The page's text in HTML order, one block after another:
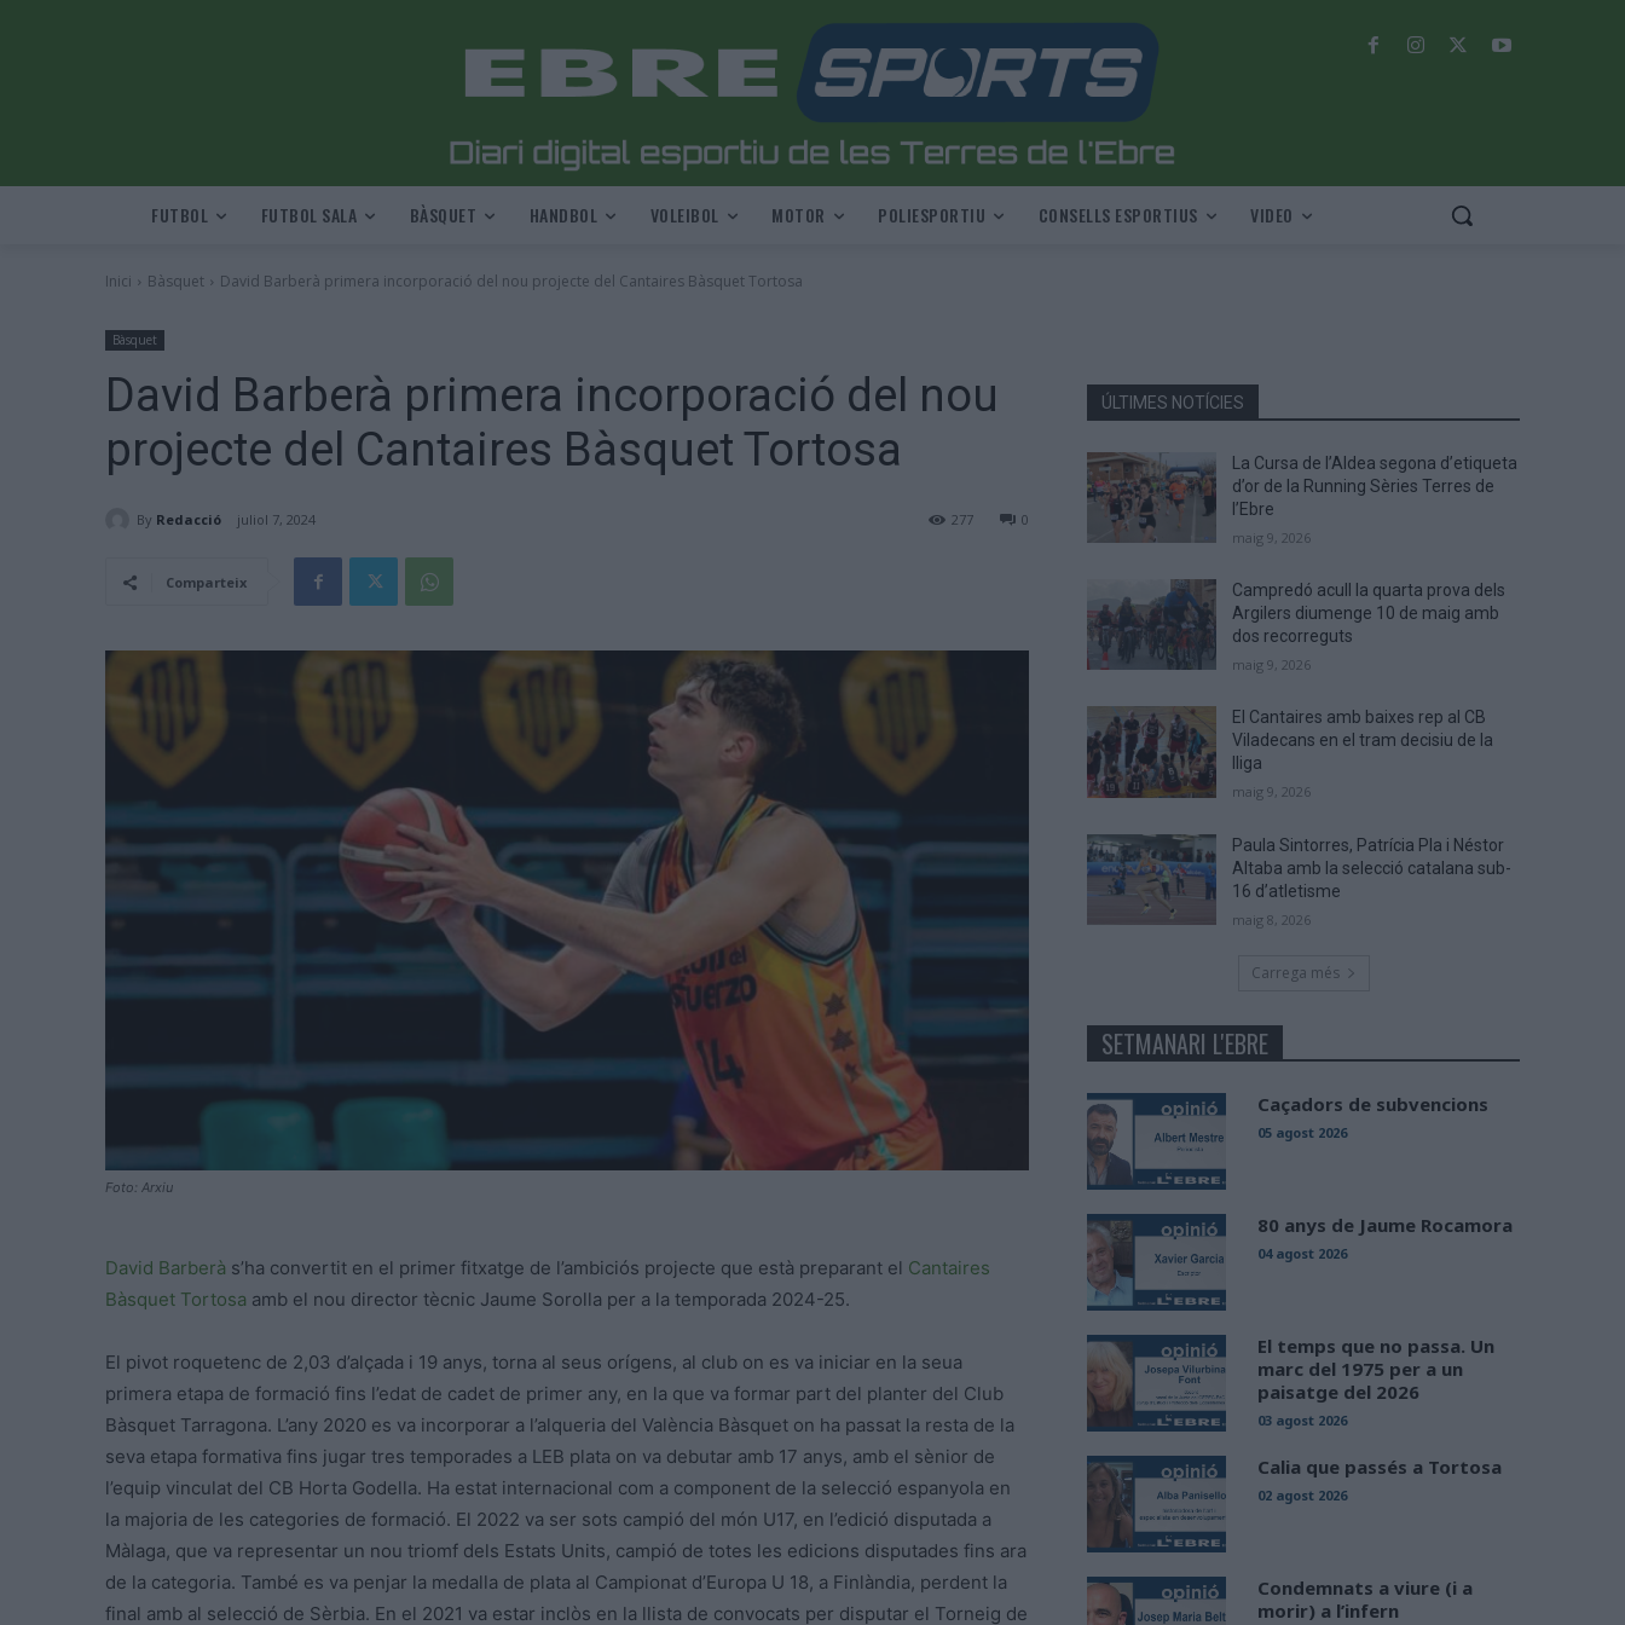
FUTBOL FUTBOL SALA BÀSQUET HANDBOL VOLEIBOL MOTOR POLIESPORTIU CONSELLS ESPORTIUS VIDEO
Inici Bàsquet David Barberà primera incorporació del nou projecte del Cantaires Bàsquet Tortosa
Bàsquet
David Barberà primera incorporació del nou
projecte del Cantaires Bàsquet Tortosa
By Redacció juliol 7, 2024 0
277
Comparteix
Foto: Arxiu
David Barberà s’ha convertit en el primer fitxatge de l’ambiciós projecte que està preparant el Cantaires
Bàsquet Tortosa amb el nou director tècnic Jaume Sorolla per a la temporada 2024-25.
El pivot roquetenc de 2,03 d’alçada i 19 anys, torna al seus orígens, al club on es va iniciar en la seua
primera etapa de formació fins l’edat de cadet de primer any, en la que va formar part del planter del Club
Bàsquet Tarragona. L’any 2020 es va incorporar a l’alqueria del València Bàsquet on ha passat la resta de la
seva etapa formativa fins jugar tres temporades a LEB plata on va debutar amb 17 anys, amb el sènior de
l’equip vinculat del CB Horta Godella. Ha estat internacional com a component de la selecció espanyola en
la majoria de les categories de formació. El 2022 va ser sots campió del món U17, en l’edició disputada a
Màlaga, que va representar un nou triomf dels Estats Units, campió de totes les edicions disputades fins ara
de la categoria. També es va penjar la medalla de plata al Campionat d’Europa U 18, a Finlàndia, perdent la
final amb al selecció de Sèrbia. En el 2021 va estar inclòs en la llista de convocats per disputar el Torneig de
ÚLTIMES NOTÍCIES
La Cursa de l’Aldea segona d’etiqueta
d’or de la Running Sèries Terres de
l’Ebre
maig 9, 2026
Campredó acull la quarta prova dels
Argilers diumenge 10 de maig amb
dos recorreguts
maig 9, 2026
El Cantaires amb baixes rep al CB
Viladecans en el tram decisiu de la
lliga
maig 9, 2026
Paula Sintorres, Patrícia Pla i Néstor
Altaba amb la selecció catalana sub-
16 d’atletisme
maig 8, 2026
Carrega més
SETMANARI L'EBRE
Caçadors de subvencions
05 agost 2026
80 anys de Jaume Rocamora
04 agost 2026
El temps que no passa. Un
marc del 1975 per a un
paisatge del 2026
03 agost 2026
Calia que passés a Tortosa
02 agost 2026
Condemnats a viure (i a
morir) a l’infern